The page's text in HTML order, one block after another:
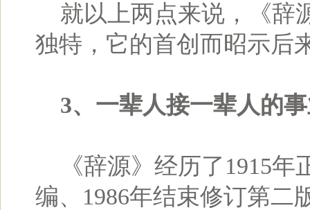
就以上两点来说，《辞
独特，它的首创而昭示后
3、一辈人接一辈人的
《辞源》经历了1915年
编、1986年结束修订第二